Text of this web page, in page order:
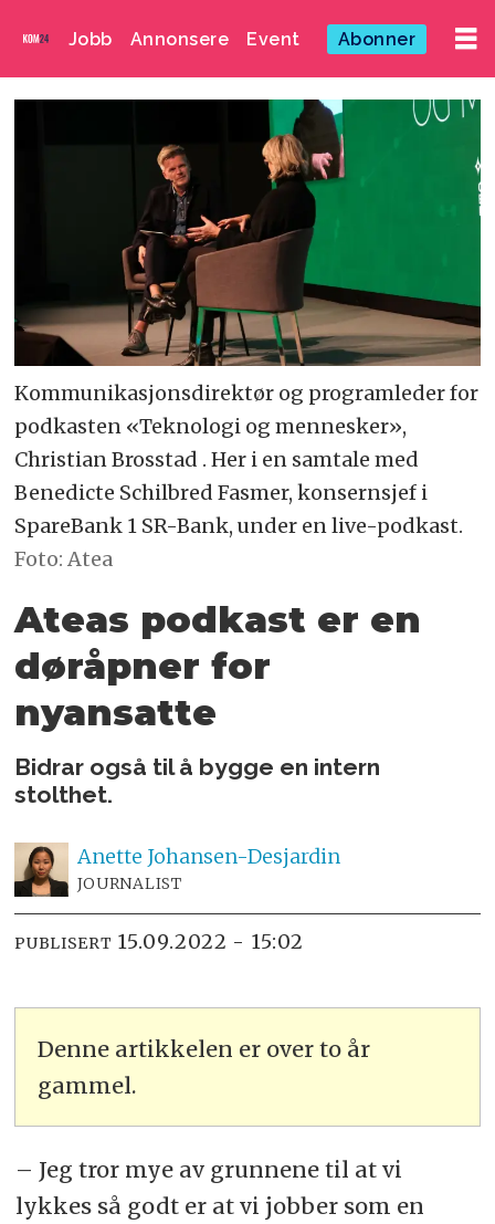
Jobb Annonsere Event Abonner
Kommunikasjonsdirektør og programleder for
podkasten «Teknologi og mennesker»,
Christian Brosstad . Her i en samtale med
Benedicte Schilbred Fasmer, konsernsjef i
SpareBank 1 SR-Bank, under en live-podkast.
Foto: Atea
Ateas podkast er en
døråpner for
nyansatte
Bidrar også til å bygge en intern
stolthet.
Anette Johansen-Desjardin
JOURNALIST
PUBLISERT 15.09.2022 - 15:02
Denne artikkelen er over to år
gammel.
– Jeg tror mye av grunnene til at vi
lykkes så godt er at vi jobber som en